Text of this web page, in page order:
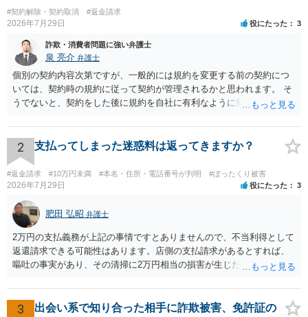
#契約解除・契約取消 #返金請求
2026年7月29日 役にたった 3
詐欺・消費者問題に強い弁護士
泉 亮介 弁護士
個別の契約内容次第ですが、一般的には規約を変更する前の契約につ
いては、契約時の規約に従って契約が管理されるかと思われます。 そ
うでないと、契約をした後に規約を自社に有利なように変更し、それ
る場合があるかと思われます。
2 支払ってしまった迷惑料は返ってきますか？
#返金請求 #10万円未満 #本名・住所・電話番号が判明 #ぼったくり被害
2026年7月29日 役にたった 3
肥田 弘昭 弁護士
2万円の支払義務が上記の事情ですとありませんので、不当利得として
返還請求できる可能性はあります。店側の支払請求があるとすれば、
嘔吐の事実があり、その清掃に2万円相当の損害が生じた場合です。ご
3
出会い系で知り合った相手に詐欺被害、免許証の